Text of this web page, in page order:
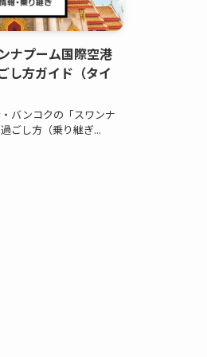
ナプーム国際空港
し方ガイド（タイ
バンコクの「スワンナ
ごし方（乗り継ぎ...